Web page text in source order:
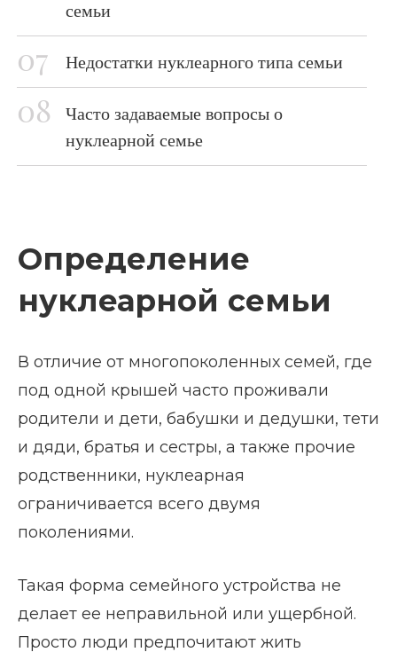
семьи
Недостатки нуклеарного типа семьи
Часто задаваемые вопросы о
нуклеарной семье
Определение
нуклеарной семьи
В отличие от многопоколенных семей, где
под одной крышей часто проживали
родители и дети, бабушки и дедушки, тети
и дяди, братья и сестры, а также прочие
родственники, нуклеарная
ограничивается всего двумя
поколениями.
Такая форма семейного устройства не
делает ее неправильной или ущербной.
Просто люди предпочитают жить